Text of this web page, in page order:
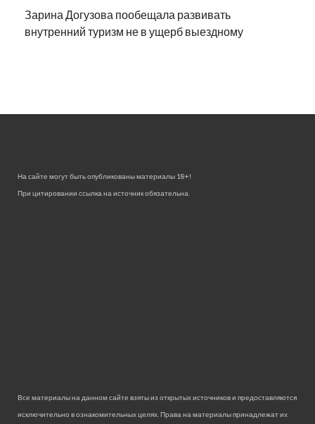
Зарина Догузова пообещала развивать
внутренний туризм не в ущерб выездному
На сайте могут быть опубликованы материалы 18+!
При цитировании ссылка на источник обязательна.
Все материалы на данном сайте взяты из открытых источников и предоставляются
исключительно в ознакомительных целях. Права на материалы принадлежат их